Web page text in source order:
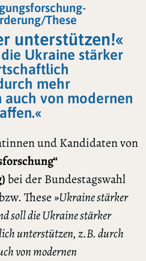
These
unterstützen!«
Ukraine stärker
mehr
von modernen
und Kandidaten von
bei der Bundestagswahl
These»Ukraine stärker
soll die Ukraine stärker
unterstützen, z.B. durch
von modernen